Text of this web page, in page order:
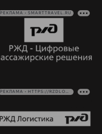
РЕКЛАМА • SMARTTRAVEL.RU
РЕКЛАМА • HTTPS://RZDLOG.RU/